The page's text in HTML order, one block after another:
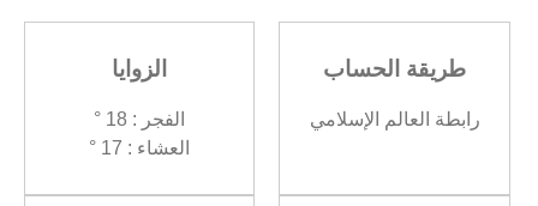
طريقة الحساب
رابطة العالم الإسلامي
الزوايا
الفجر : 18 °
العشاء : 17 °